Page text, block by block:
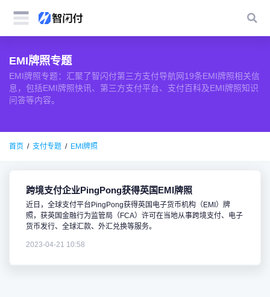
EMI牌照专题
EMI牌照专题：汇聚了智闪付第三方支付导航网19条EMI牌照相关信
息，包括EMI牌照快讯、第三方支付平台、支付百科及EMI牌照知识
问答等内容。
首页 支付专题 EMI牌照
跨境支付企业PingPong获得英国EMI牌照
近日，全球支付平台PingPong获得英国电子货币机构（EMI）牌
照，获英国金融行为监管局（FCA）许可在当地从事跨境支付、电子
货币发行、全球汇款、外汇兑换等服务。
2023-04-21 10:58